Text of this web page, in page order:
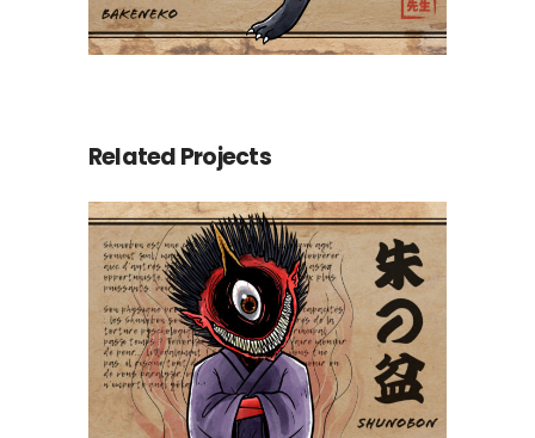
Related Projects
Shunobon 朱の盆
Yokaidex